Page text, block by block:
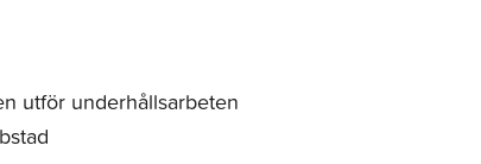
utför underhållsarbeten